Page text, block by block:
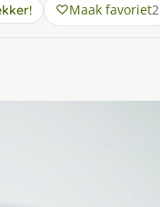
Maak favoriet2